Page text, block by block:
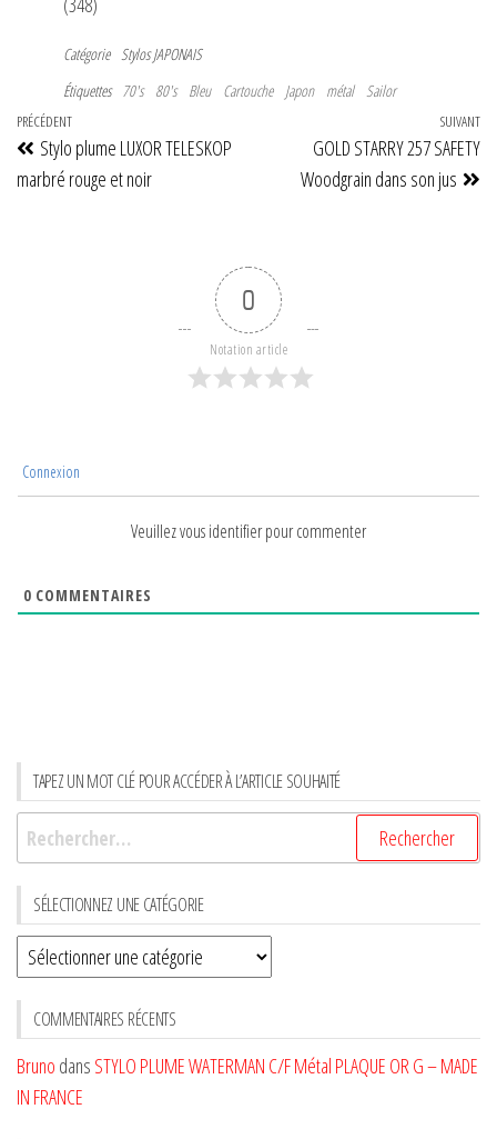
Catégorie Stylos JAPONAIS
Étiquettes 70's 80's Bleu Cartouche Japon métal Sailor
Navigation
de
l’article
Article
précédent
PRÉCÉDENT
Stylo plume LUXOR TELESKOP
marbré rouge et noir
SUIVANT
GOLD STARRY 257 SAFETY
Woodgrain dans son jus
0
Notation article
Connexion
Veuillez vous identifier pour commenter
0 COMMENTAIRES
TAPEZ UN MOT CLÉ POUR ACCÉDER À L’ARTICLE SOUHAITÉ
Rechercher :
SÉLECTIONNEZ UNE CATÉGORIE
Sélectionnez
une
CATÉGORIE
COMMENTAIRES RÉCENTS
Bruno dans STYLO PLUME WATERMAN C/F Métal PLAQUE OR G – MADE
IN FRANCE